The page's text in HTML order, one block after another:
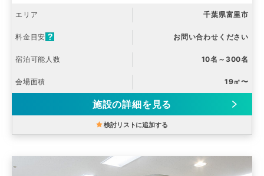
エリア 千葉県富里市
料金目安 お問い合わせください
宿泊可能人数 10名～300名
会場面積 19㎡〜
施設の詳細を見る
検討リストに追加する